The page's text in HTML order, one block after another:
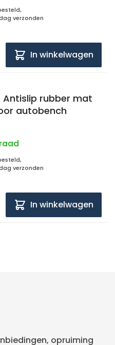
verzonden
In winkelwagen
Antislip rubber mat
autobench
verzonden
In winkelwagen
opruiming